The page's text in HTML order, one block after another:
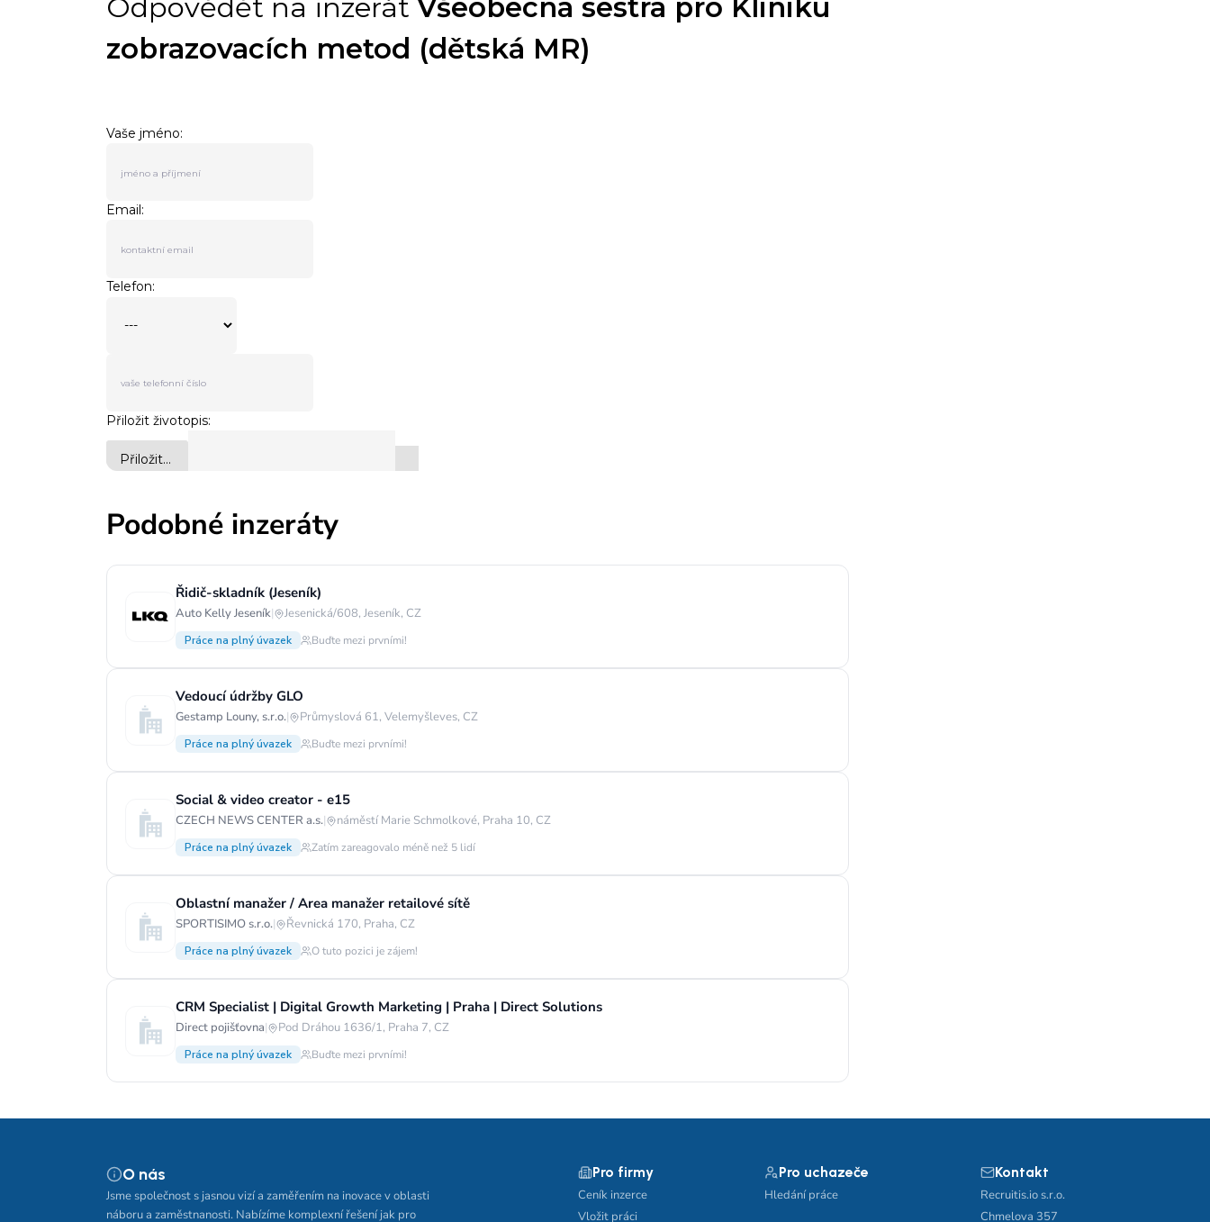
Podobné inzeráty
Řidič-skladník (Jeseník)
Auto Kelly Jeseník| Jesenická/608, Jeseník, CZ
Práce na plný úvazek Buďte mezi prvními!
Vedoucí údržby GLO
Gestamp Louny, s.r.o.| Průmyslová 61, Velemyšleves, CZ
Práce na plný úvazek Buďte mezi prvními!
Social & video creator - e15
CZECH NEWS CENTER a.s.| náměstí Marie Schmolkové, Praha 10, CZ
Práce na plný úvazek Zatím zareagovalo méně než 5 lidí
Oblastní manažer / Area manažer retailové sítě
SPORTISIMO s.r.o.| Řevnická 170, Praha, CZ
Práce na plný úvazek O tuto pozici je zájem!
CRM Specialist | Digital Growth Marketing | Praha | Direct Solutions
Direct pojišťovna| Pod Dráhou 1636/1, Praha 7, CZ
Práce na plný úvazek Buďte mezi prvními!
O nás
Jsme společnost s jasnou vizí a zaměřením na inovace v oblasti
náboru a zaměstnanosti. Nabízíme komplexní řešení jak pro
Pro firmy
Ceník inzerce
Vložit práci
Pro uchazeče
Hledání práce
Kontakt
Recruitis.io s.r.o.
Chmelova 357